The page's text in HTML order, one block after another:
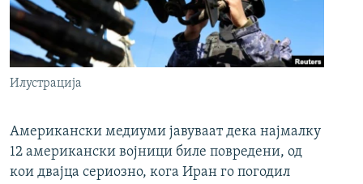
Илустрација
Американски медиуми јавуваат дека најмалку
12 американски војници биле повредени, од
кои двајца сериозно, кога Иран го погодил